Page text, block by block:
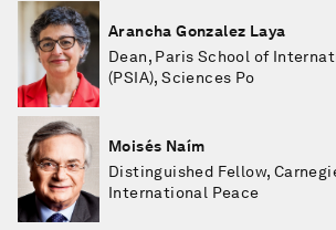
Arancha Gonzalez Laya
Dean, Paris School of
(PSIA), Sciences Po
Moisés Naím
Distinguished Fellow,
International Peace